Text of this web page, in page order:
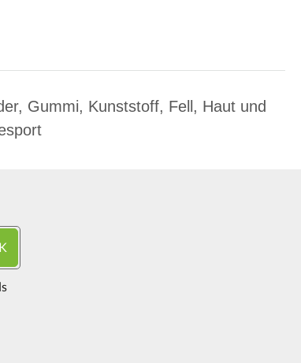
Gummi, Kunststoff, Fell, Haut und